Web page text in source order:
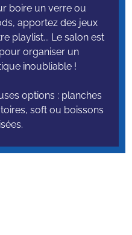
boire un verre ou
apportez des jeux
playlist... Le salon est
organiser un
inoubliable !
options : planches
soft ou boissons